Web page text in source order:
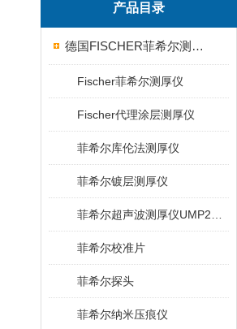
产品目录
德国FISCHER菲希尔测厚仪
Fischer菲希尔测厚仪
Fischer代理涂层测厚仪
菲希尔库伦法测厚仪
菲希尔镀层测厚仪
菲希尔校准片
菲希尔探头
菲希尔纳米压痕仪